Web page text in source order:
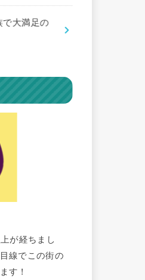
で大満足の
が経ちまし
線でこの街の
す！